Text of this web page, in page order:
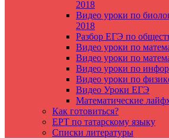
2018
Видео уроки по
2018
Разбор ЕГЭ по
Видео уроки по
Видео уроки по
Видео уроки по
Видео уроки по
Видео Уроки ЕГЭ
Математические
Как готовиться?
ЕРТ по татарскому языку
Списки литературы